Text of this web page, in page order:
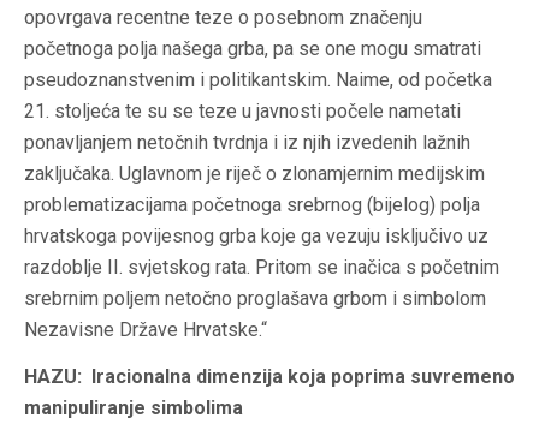
opovrgava recentne teze o posebnom značenju
početnoga polja našega grba, pa se one mogu smatrati
pseudoznanstvenim i politikantskim. Naime, od početka
21. stoljeća te su se teze u javnosti počele nametati
ponavljanjem netočnih tvrdnja i iz njih izvedenih lažnih
zaključaka. Uglavnom je riječ o zlonamjernim medijskim
problematizacijama početnoga srebrnog (bijelog) polja
hrvatskoga povijesnog grba koje ga vezuju isključivo uz
razdoblje II. svjetskog rata. Pritom se inačica s početnim
srebrnim poljem netočno proglašava grbom i simbolom
Nezavisne Države Hrvatske.“
HAZU: Iracionalna dimenzija koja poprima suvremeno
manipuliranje simbolima